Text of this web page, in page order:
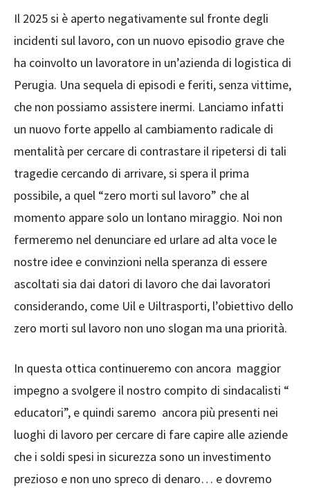
Il 2025 si è aperto negativamente sul fronte degli
incidenti sul lavoro, con un nuovo episodio grave che
ha coinvolto un lavoratore in un’azienda di logistica di
Perugia. Una sequela di episodi e feriti, senza vittime,
che non possiamo assistere inermi. Lanciamo infatti
un nuovo forte appello al cambiamento radicale di
mentalità per cercare di contrastare il ripetersi di tali
tragedie cercando di arrivare, si spera il prima
possibile, a quel “zero morti sul lavoro” che al
momento appare solo un lontano miraggio. Noi non
fermeremo nel denunciare ed urlare ad alta voce le
nostre idee e convinzioni nella speranza di essere
ascoltati sia dai datori di lavoro che dai lavoratori
considerando, come Uil e Uiltrasporti, l’obiettivo dello
zero morti sul lavoro non uno slogan ma una priorità.
In questa ottica continueremo con ancora maggior
impegno a svolgere il nostro compito di sindacalisti “
educatori”, e quindi saremo ancora più presenti nei
luoghi di lavoro per cercare di fare capire alle aziende
che i soldi spesi in sicurezza sono un investimento
prezioso e non uno spreco di denaro… e dovremo